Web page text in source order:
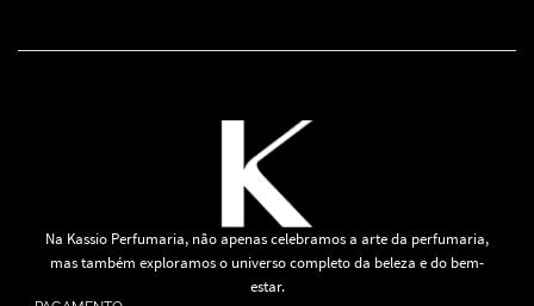
Na Kassio Perfumaria, não apenas celebramos a arte da perfumaria,
mas também exploramos o universo completo da beleza e do bem-
estar.